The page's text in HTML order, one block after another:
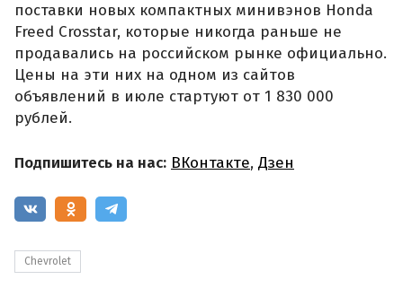
поставки новых компактных минивэнов Honda
Freed Crosstar, которые никогда раньше не
продавались на российском рынке официально.
Цены на эти них на одном из сайтов
объявлений в июле стартуют от 1 830 000
рублей.
Подпишитесь на нас: ВКонтакте, Дзен
Chevrolet